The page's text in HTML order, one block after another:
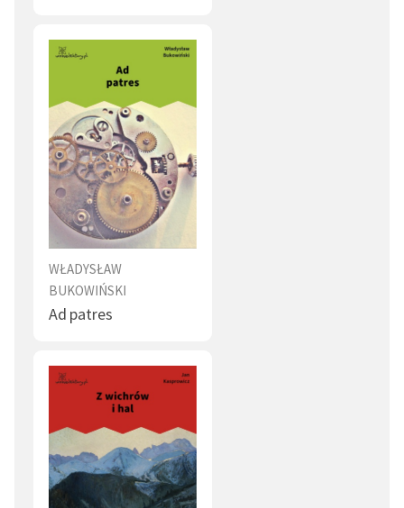
WŁADYSŁAW
BUKOWIŃSKI
Ad patres